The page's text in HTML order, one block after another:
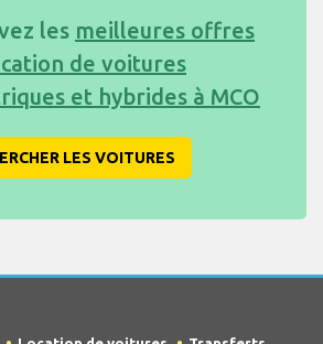
les meilleures offres
de voitures
et hybrides à MCO
LES VOITURES